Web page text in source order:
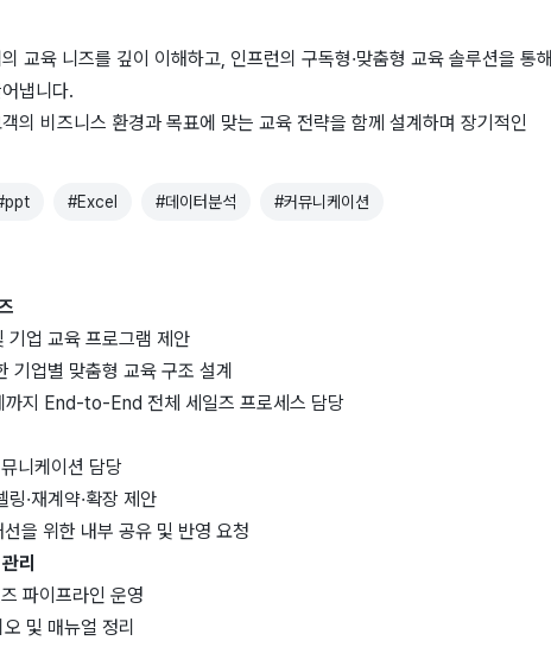
교육 니즈를 깊이 이해하고, 인프런의 구독형·맞춤형 교육 솔루션을 통해
냅니다.
의 비즈니스 환경과 목표에 맞는 교육 전략을 함께 설계하며 장기적인
ppt #Excel #데이터분석 #커뮤니케이션
기업 교육 프로그램 제안
기업별 맞춤형 교육 구조 설계
지 End-to-End 전체 세일즈 프로세스 담당
니케이션 담당
·재계약·확장 제안
을 위한 내부 공유 및 반영 요청
리
파이프라인 운영
및 매뉴얼 정리